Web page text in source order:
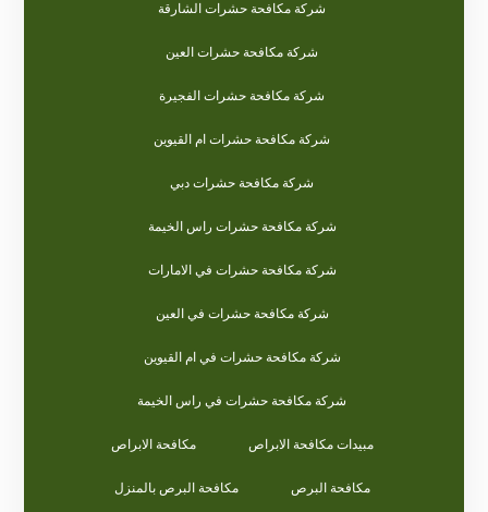
شركة مكافحة حشرات الشارقة
شركة مكافحة حشرات العين
شركة مكافحة حشرات الفجيرة
شركة مكافحة حشرات ام القيوين
شركة مكافحة حشرات دبي
شركة مكافحة حشرات راس الخيمة
شركة مكافحة حشرات في الامارات
شركة مكافحة حشرات في العين
شركة مكافحة حشرات في ام القيوين
شركة مكافحة حشرات في راس الخيمة
مبيدات مكافحة الابراص مكافحة الابراص
مكافحة البرص مكافحة البرص بالمنزل